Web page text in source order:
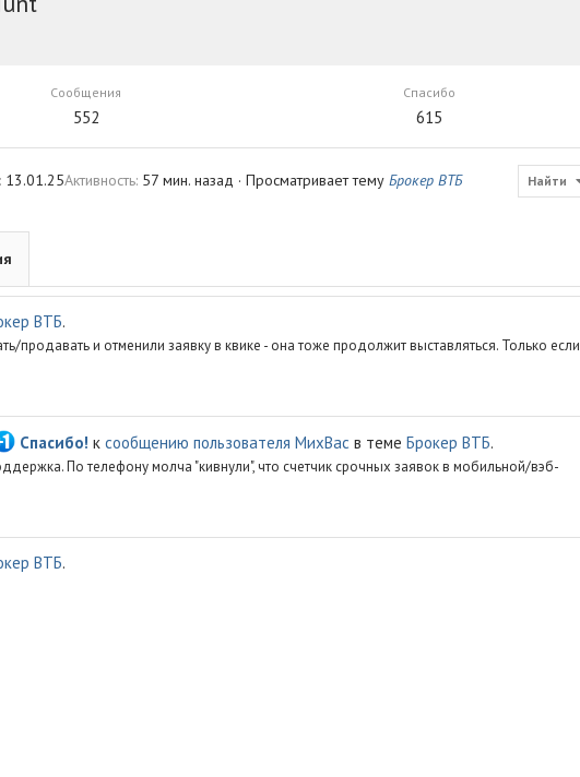
Сообщения
552
Спасибо
615
13.01.25Активность 57 мин. назад · Просматривает тему Брокер ВТБ Найти
ВТБ.
продавать и отменили заявку в квике - она тоже продолжит выставляться. Только если
Спасибо! к сообщению пользователя МихВас в теме Брокер ВТБ.
По телефону молча "кивнули", что счетчик срочных заявок в мобильной/вэб-
ВТБ.